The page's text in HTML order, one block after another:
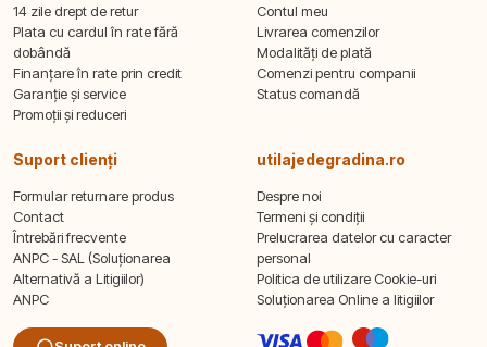
14 zile drept de retur
Plata cu cardul în rate fără
dobândă
Finanțare în rate prin credit
Garanție și service
Promoții și reduceri
Contul meu
Livrarea comenzilor
Modalități de plată
Comenzi pentru companii
Status comandă
Suport clienți
Formular returnare produs
Contact
Întrebări frecvente
ANPC - SAL (Soluționarea
Alternativă a Litigiilor)
ANPC
utilajedegradina.ro
Despre noi
Termeni și condiții
Prelucrarea datelor cu caracter
personal
Politica de utilizare Cookie-uri
Soluționarea Online a litigiilor